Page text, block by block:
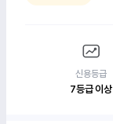
신용등급
7등급 이상